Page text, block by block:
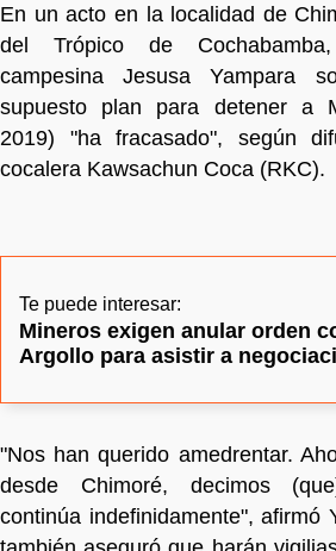
En un acto en la localidad de
del Trópico de
campesina Jesusa Yampara
supuesto plan para detener a
2019) "ha fracasado", según
cocalera Kawsachun Coca (RKC).
Te puede interesar:
Mineros exigen anular orden
Argollo para asistir a
"Nos han querido amedrentar.
desde Chimoré, decimos
continúa indefinidamente", afirmó